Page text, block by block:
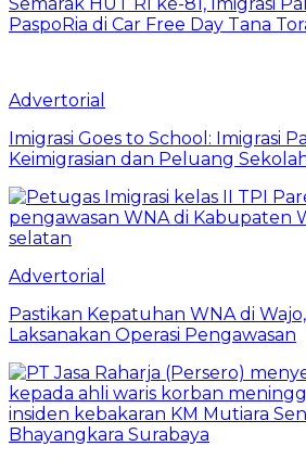
PaspoRia di Car Free Day Tana
Advertorial
Imigrasi Goes to School: Imigrasi
Keimigrasian dan Peluang
Advertorial
Pastikan Kepatuhan WNA di
Laksanakan Operasi Pengawasan